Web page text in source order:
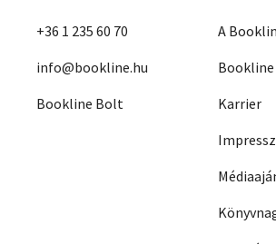
+36 1 235 60 70
info@bookline.hu
Bookline Bolt
A
Karrier